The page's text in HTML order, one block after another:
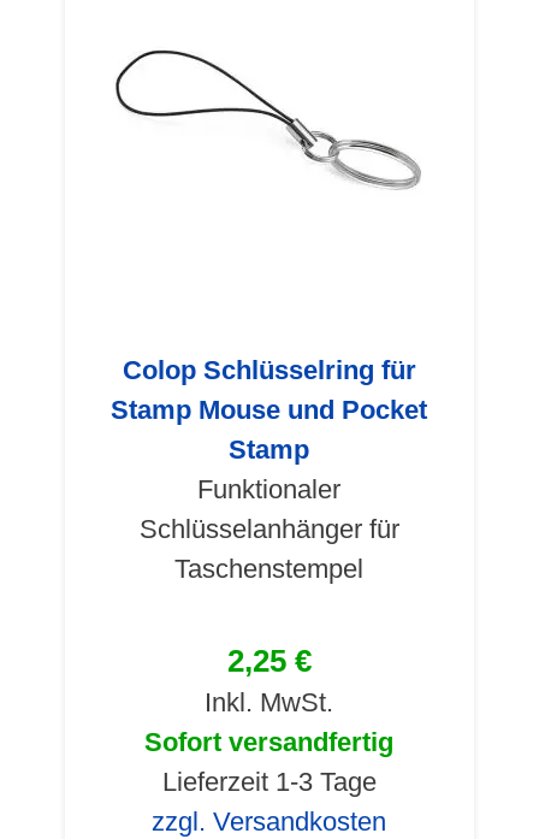
Colop Schlüsselring für
Stamp Mouse und Pocket
Stamp
Funktionaler
Schlüsselanhänger für
Taschenstempel
2,25 €
Inkl. MwSt.
Sofort versandfertig
Lieferzeit 1-3 Tage
zzgl. Versandkosten